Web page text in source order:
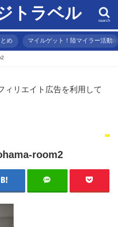
トラベル search
め マイルゲット！陸マイラー活動
ィリエイト広告を利用して
room2